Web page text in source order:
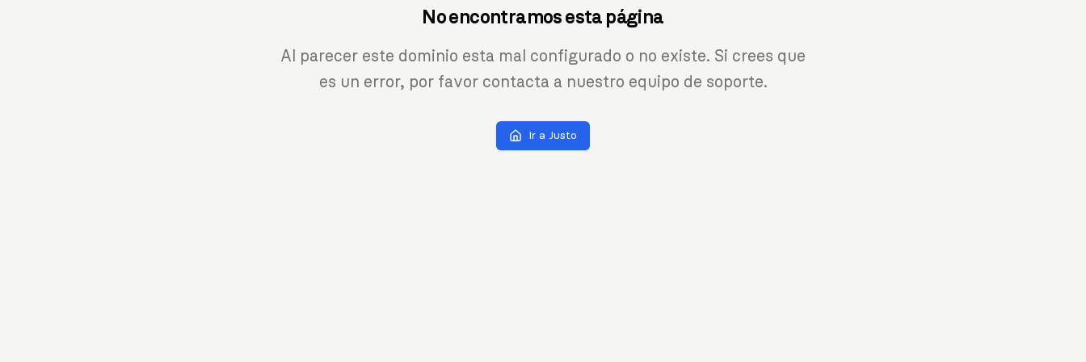
No encontramos esta página
Al parecer este dominio esta mal configurado o no existe. Si crees que
es un error, por favor contacta a nuestro equipo de soporte.
Ir a Justo